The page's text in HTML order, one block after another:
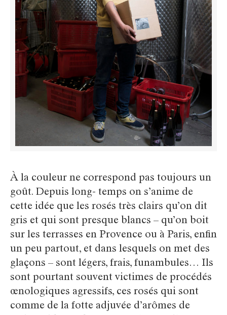
À la couleur ne correspond pas toujours un
goût. Depuis long- temps on s’anime de
cette idée que les rosés très clairs qu’on dit
gris et qui sont presque blancs – qu’on boit
sur les terrasses en Provence ou à Paris, enfin
un peu partout, et dans lesquels on met des
glaçons – sont légers, frais, funambules… Ils
sont pourtant souvent victimes de procédés
œnologiques agressifs, ces rosés qui sont
comme de la fotte adjuvée d’arômes de